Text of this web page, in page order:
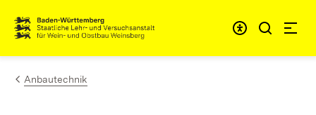
Zum Inhalt springen
Link zur Startseite
Anbautechnik